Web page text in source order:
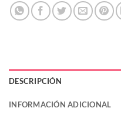
DESCRIPCIÓN
INFORMACIÓN ADICIONAL